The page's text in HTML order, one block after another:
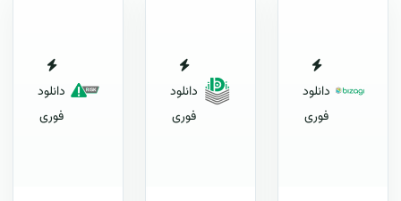
دانلود
فوری
دانلود
فوری
دانلود
فوری